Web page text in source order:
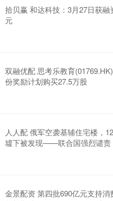
拾贝赢 和达科技：3月27日获融
元
双融优配 思考乐教育
份奖励计划购买27.5万股
人人配 俄军空袭基辅住宅楼，
墟下被发现——联合国强烈谴责
金景配资 第四批690亿元支持消